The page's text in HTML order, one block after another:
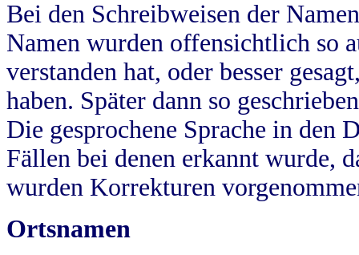
Bei den Schreibweisen der
Namen wurden offensichtlich so
verstanden hat, oder besser
haben. Später dann so
Die gesprochene Sprache in
Fällen bei denen erkannt wurde,
wurden Korrekturen
Ortsnamen